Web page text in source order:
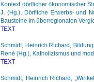
Kontext dörflicher ökonomischer
J. (Hg.), Dörfliche Erwerbs- und
Bausteine im überregionalen
TEXT
Schmidt, Heinrich Richard,
René (Hg.), Katholizismus und
TEXT
Schmidt, Heinrich Richard,